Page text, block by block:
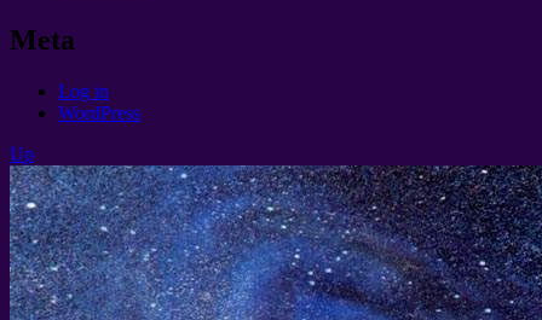
Meta
Log in
WordPress
Up